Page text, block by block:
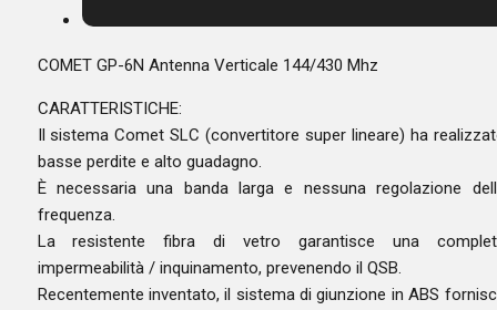
COMET GP-6N Antenna Verticale 144/430 Mhz
CARATTERISTICHE:
Il sistema Comet SLC (convertitore super lineare) ha
basse perdite e alto guadagno.
È necessaria una banda larga e nessuna regolazione
frequenza.
La resistente fibra di vetro garantisce una
impermeabilità / inquinamento, prevenendo il QSB.
Recentemente inventato, il sistema di giunzione in ABS